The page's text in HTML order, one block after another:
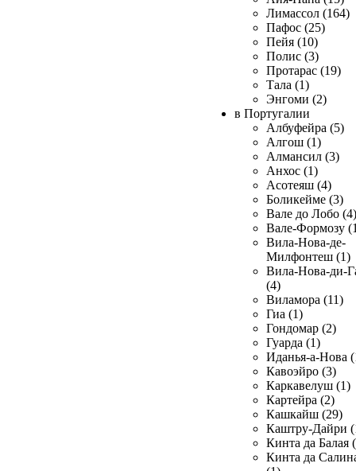
Лимассол (164)
Пафос (25)
Пейя (10)
Полис (3)
Протарас (19)
Тала (1)
Энгоми (2)
в Португалии
Албуфейра (5)
Алгош (1)
Алмансил (3)
Анхос (1)
Асотеяш (4)
Боликейме (3)
Вале до Лобо (4)
Вале-Формозу
Вила-Нова-де-
Милфонтеш (1)
Вила-Нова-ди-
(4)
Виламора (11)
Гиа (1)
Гондомар (2)
Гуарда (1)
Иданья-а-Нова
Кавоэйро (3)
Каркавелуш (1)
Картейра (2)
Кашкайш (29)
Каштру-Дайри
Кинта да Балая
Кинта да